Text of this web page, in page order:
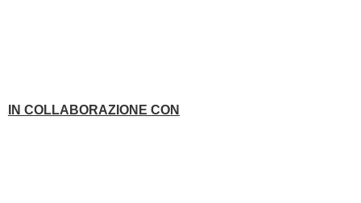
IN COLLABORAZIONE CON